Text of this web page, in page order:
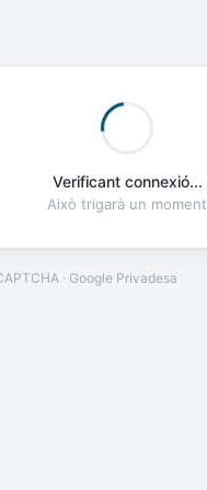
Verificant connexió...
Això trigarà un moment
· Google Privadesa